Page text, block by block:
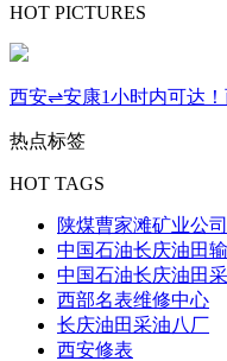
HOT PICTURES
西安⇌安康1小时内可达
热点标签
HOT TAGS
陕煤曹家滩矿业公司
中国石油长庆油田
中国石油长庆油田
西部名表维修中心
长庆油田采油八厂
西安修表